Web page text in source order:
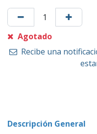
Agotado
Recibe una
Descripción General